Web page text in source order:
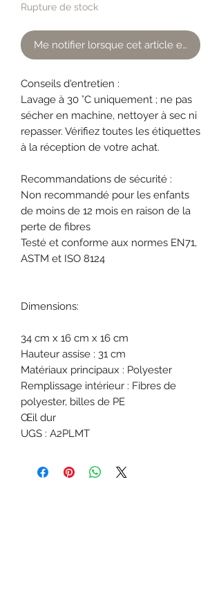
Rupture de stock
Me notifier lorsque cet article est
Conseils d'entretien :
Lavage à 30 °C uniquement ; ne pas
sécher en machine, nettoyer à sec ni
repasser. Vérifiez toutes les étiquettes
à la réception de votre achat.
Recommandations de sécurité :
Non recommandé pour les enfants
de moins de 12 mois en raison de la
perte de fibres
Testé et conforme aux normes EN71,
ASTM et ISO 8124
Dimensions:
34 cm x 16 cm x 16 cm
Hauteur assise : 31 cm
Matériaux principaux : Polyester
Remplissage intérieur : Fibres de
polyester, billes de PE
Œil dur
UGS : A2PLMT